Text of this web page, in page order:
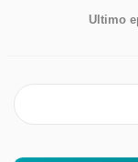
Ultimo